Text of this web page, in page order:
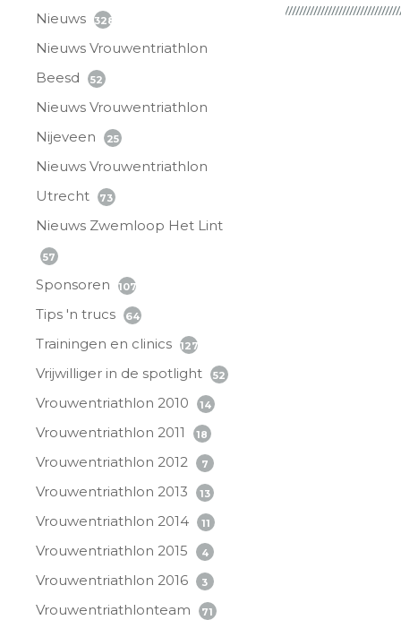
Nieuws 328
Nieuws Vrouwentriathlon
Beesd
52
Nieuws Vrouwentriathlon
Nijeveen
25
Nieuws Vrouwentriathlon
Utrecht
73
Nieuws Zwemloop Het Lint
57
Sponsoren 107
Tips 'n trucs 64
Trainingen en clinics 127
Vrijwilliger in de spotlight 52
Vrouwentriathlon 2010 14
Vrouwentriathlon 2011 18
Vrouwentriathlon 2012 7
Vrouwentriathlon 2013 13
Vrouwentriathlon 2014 11
Vrouwentriathlon 2015 4
Vrouwentriathlon 2016 3
Vrouwentriathlonteam 71